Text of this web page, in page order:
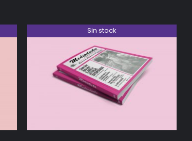
Sin stock
DETALLES